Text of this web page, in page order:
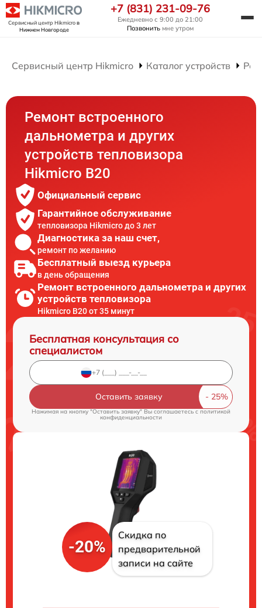
Сервисный центр Hikmicroв
Нижнем Новгороде
+7 (831) 231-09-76
Ежедневно с 9:00 до 21:00
Позвонить мне утром
Сервисный центр Hikmicro Каталог устройств
Ремонт встроенного
дальнометра и других
устройств тепловизора
Hikmicro B20
Официальный сервис
Гарантийное обслуживание
тепловизора Hikmicro до 3 лет
Диагностика за наш счет,
ремонт по желанию
Бесплатный выезд курьера
в день обращения
Ремонт встроенного дальнометра и других
устройств тепловизора
Hikmicro B20 от 35 минут
Бесплатная консультация со
специалистом
Оставить заявку
Нажимая на кнопку "Оставить заявку" Вы соглашаетесь cполитикой
конфиденциальности
-20%
Скидка по
предварительной
записи на сайте